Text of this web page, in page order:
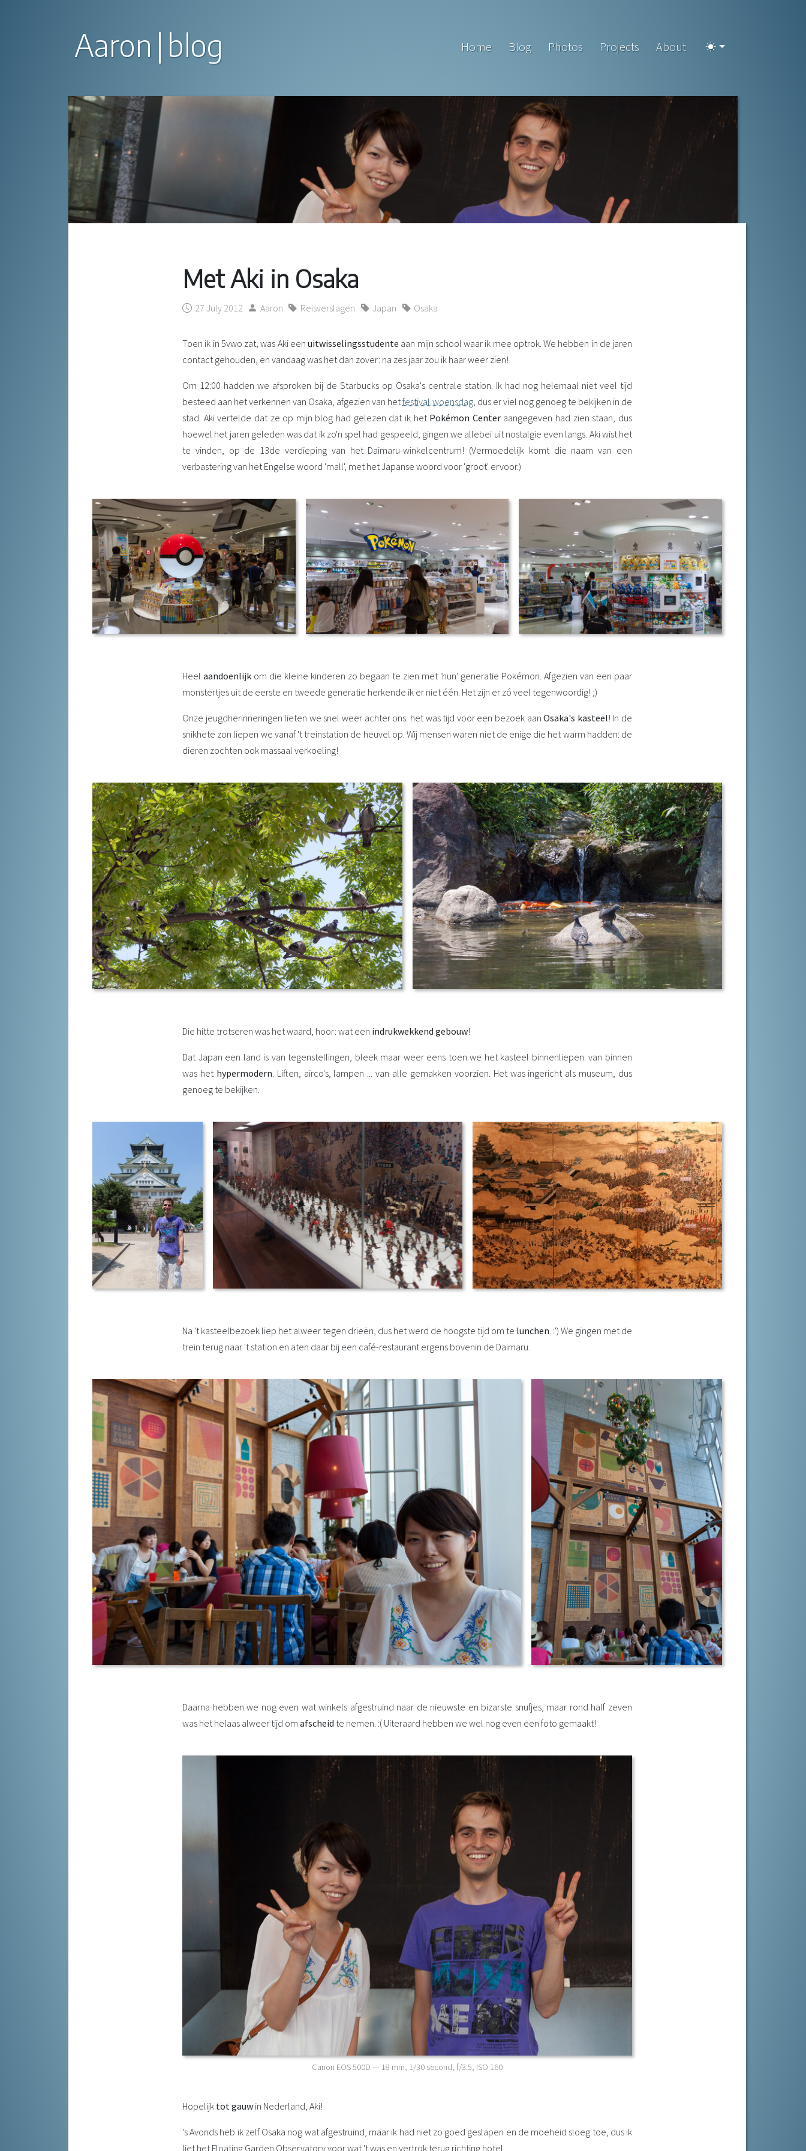
Aaron blog Home Blog Photos Projects About
Met Aki in Osaka
27 July 2012 Aaron Reisverslagen Japan Osaka
Toen ik in 5vwo zat, was Aki een uitwisselingsstudente aan mijn school waar ik mee optrok. We hebben in de jaren
contact gehouden, en vandaag was het dan zover: na zes jaar zou ik haar weer zien!
Om 12:00 hadden we afsproken bij de Starbucks op Osaka's centrale station. Ik had nog helemaal niet veel tijd
besteed aan het verkennen van Osaka, afgezien van hetfestival woensdag, dus er viel nog genoeg te bekijken in de
stad. Aki vertelde dat ze op mijn blog had gelezen dat ik het Pokémon Centeraangegeven had zien staan, dus
hoewel het jaren geleden was dat ik zo'n spel had gespeeld, gingen we allebei uit nostalgie even langs. Aki wist het
te vinden, op de 13de verdieping van het Daimaru-winkelcentrum! (Vermoedelijk komt die naam van een
verbastering van het Engelse woord 'mall', met het Japanse woord voor 'groot' ervoor.)
Heel aandoenlijk om die kleine kinderen zo begaan te zien met 'hun' generatie Pokémon. Afgezien van een paar
monstertjes uit de eerste en tweede generatie herkende ik er niet één. Het zijn er zó veel tegenwoordig! ;)
Onze jeugdherinneringen lieten we snel weer achter ons: het was tijd voor een bezoek aanOsaka's kasteel! In de
snikhete zon liepen we vanaf 't treinstation de heuvel op. Wij mensen waren niet de enige die het warm hadden: de
dieren zochten ook massaal verkoeling!
Die hitte trotseren was het waard, hoor: wat een indrukwekkend gebouw!
Dat Japan een land is van tegenstellingen, bleek maar weer eens toen we het kasteel binnenliepen: van binnen
was het hypermodern. Liften, airco's, lampen ... van alle gemakken voorzien. Het was ingericht als museum, dus
genoeg te bekijken.
Na 't kasteelbezoek liep het alweer tegen drieën, dus het werd de hoogste tijd om te lunchen . :') We gingen met de
trein terug naar 't station en aten daar bij een café-restaurant ergens bovenin de Daimaru.
Daarna hebben we nog even wat winkels afgestruind naar de nieuwste en bizarste snufjes, maar rond half zeven
was het helaas alweer tijd om afscheid te nemen. :( Uiteraard hebben we wel nog even een foto gemaakt!
Canon EOS 500D — 18 mm, 1/30 second, f/3.5, ISO 160
Hopelijk tot gauw in Nederland, Aki!
's Avonds heb ik zelf Osaka nog wat afgestruind, maar ik had niet zo goed geslapen en de moeheid sloeg toe, dus ik
liet het Floating Garden Observatory voor wat 't was en vertrok terug richting hotel.